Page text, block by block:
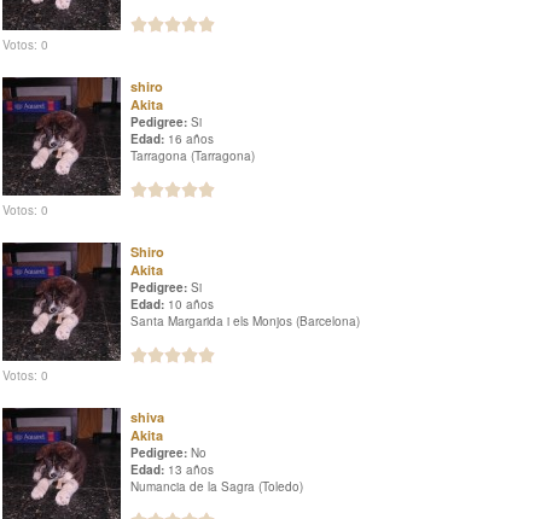
Votos: 0
shiro
Akita
Pedigree: Si
Edad: 16 años
Tarragona (Tarragona)
Votos: 0
Shiro
Akita
Pedigree: Si
Edad: 10 años
Santa Margarida i els Monjos (Barcelona)
Votos: 0
shiva
Akita
Pedigree: No
Edad: 13 años
Numancia de la Sagra (Toledo)